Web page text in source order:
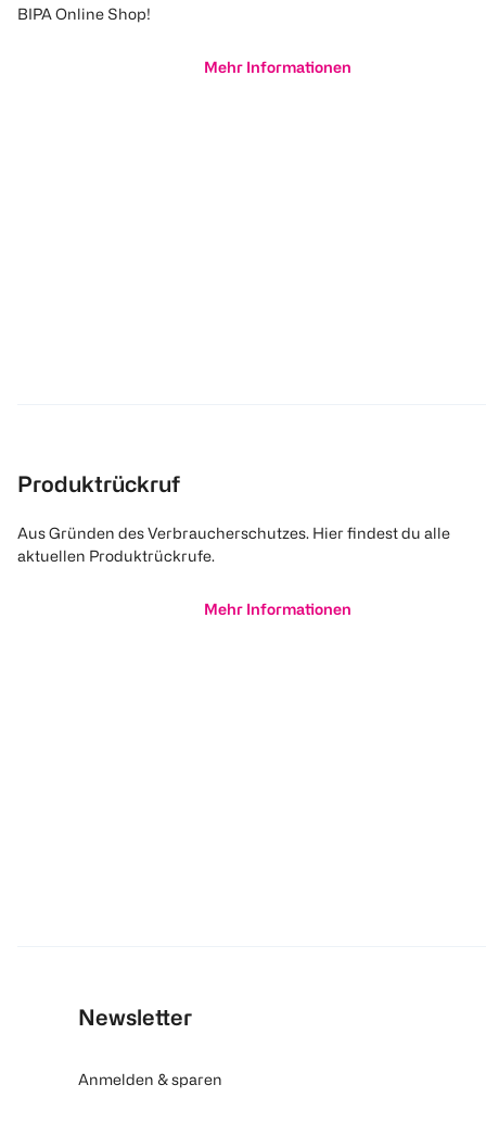
BIPA Online Shop!
Mehr Informationen
Produktrückruf
Aus Gründen des Verbraucherschutzes. Hier findest du alle
aktuellen Produktrückrufe.
Mehr Informationen
Newsletter
Anmelden & sparen